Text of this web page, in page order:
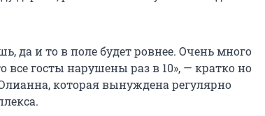
да и то в поле будет ровнее. Очень много
госты нарушены раз в 10», — кратко но
которая вынуждена регулярно